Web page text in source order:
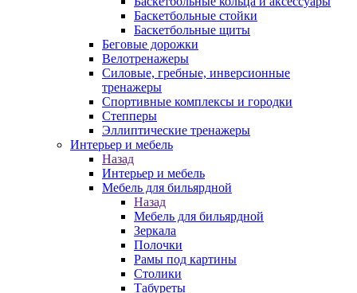
Баскетбольные стойки
Баскетбольные щиты
Беговые дорожки
Велотренажеры
Силовые, гребные, инверсионные
тренажеры
Спортивные комплексы и городки
Степперы
Эллиптические тренажеры
Интерьер и мебель
Назад
Интерьер и мебель
Мебель для бильярдной
Назад
Мебель для бильярдной
Зеркала
Полочки
Рамы под картины
Столики
Табуреты